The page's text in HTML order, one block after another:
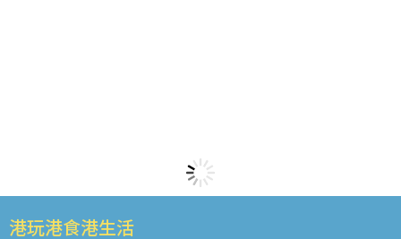
港玩港食港生活